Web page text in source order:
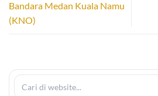
Bandara Medan Kuala Namu
(KNO)